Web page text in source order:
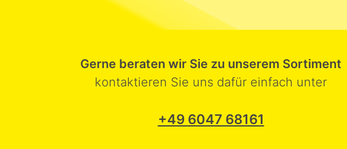
Gerne beraten wir Sie zu unserem Sortiment
kontaktieren Sie uns dafür einfach unter
+49 6047 68161